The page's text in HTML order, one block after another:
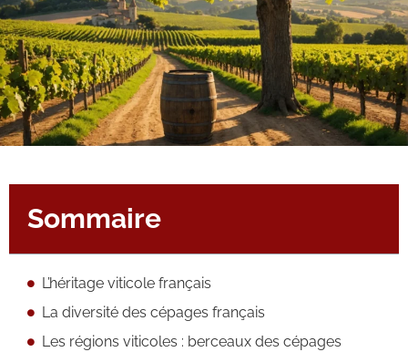
Sommaire
L’héritage viticole français
La diversité des cépages français
Les régions viticoles : berceaux des cépages